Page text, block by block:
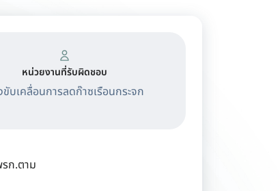
หน่วยงานที่รับผิดชอบ
บเคลื่อนการลดก๊าซเรือนกระจก
ก.ตาม